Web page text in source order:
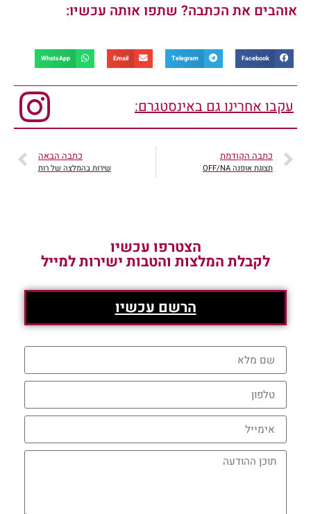
אוהבים את הכתבה? שתפו אותה עכשיו:
Facebook
Telegram
Email
WhatsApp
עקבו אחרינו גם באינסטגרם:
כתבה הקודמת
תצוגת אופנה OFF/NA
כתבה הבאה
שירות בהמלצה של רות
הצטרפו עכשיו
לקבלת המלצות והטבות ישירות למייל
הרשם עכשיו